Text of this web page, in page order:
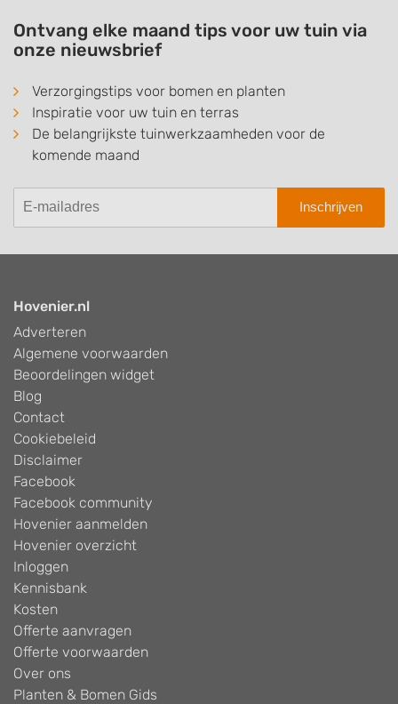
Ontvang elke maand tips voor uw tuin via
onze nieuwsbrief
Verzorgingstips voor bomen en planten
Inspiratie voor uw tuin en terras
De belangrijkste tuinwerkzaamheden voor de
komende maand
Inschrijven
Hovenier.nl
Adverteren
Algemene voorwaarden
Beoordelingen widget
Blog
Contact
Cookiebeleid
Disclaimer
Facebook
Facebook community
Hovenier aanmelden
Hovenier overzicht
Inloggen
Kennisbank
Kosten
Offerte aanvragen
Offerte voorwaarden
Over ons
Planten & Bomen Gids